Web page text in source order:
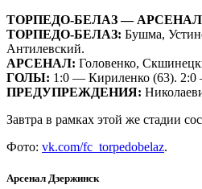
ТОРПЕДО-БЕЛАЗ — АРСЕНАЛ
ТОРПЕДО-БЕЛАЗ: Бушма,
Антилевский.
АРСЕНАЛ: Головенко,
ГОЛЫ: 1:0 — Кириленко (63).
ПРЕДУПРЕЖДЕНИЯ:
Завтра в рамках этой же стадии
Фото: vk.com/fc_torpedobelaz.
Арсенал Дзержинск